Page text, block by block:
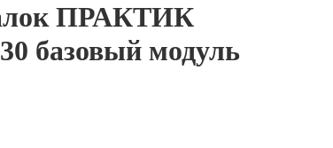
ПРАКТИК
базовый модуль